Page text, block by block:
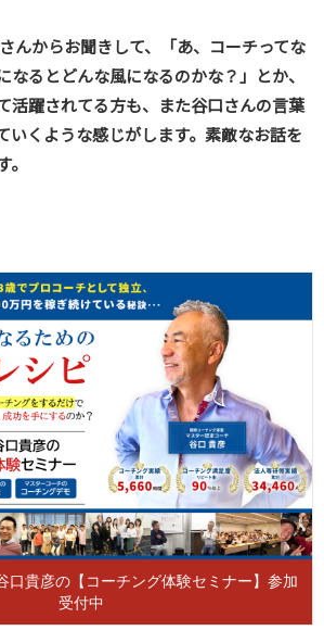
からお聞きして、「あ、コーチってな
なるとどんな風になるのかな？」とか、
活躍されてる方も、また谷口さんの言葉
いくような感じがします。素敵なお話を
口貴彦の【コーチング体験セミナー】参加
受付中